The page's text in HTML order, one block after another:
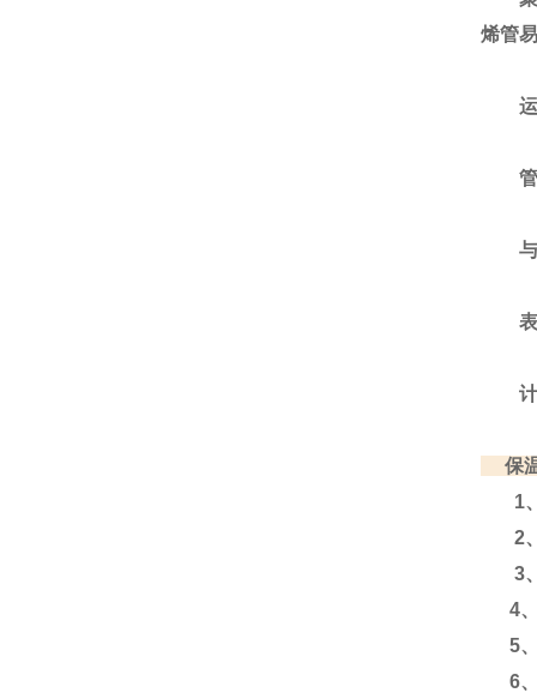
烯管
运输
管材
与管
表中
计算
保
1、
2、
3、
4、
5、
6、